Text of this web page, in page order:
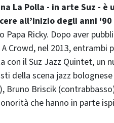
La Polla - in arte Suz -
all’inizio degli anni '90
Papa Ricky. Dopo aver
A Crowd, nel 2013,
con il Suz Jazz Quintet, un
della scena jazz
Bruno Briscik
che hanno in parte